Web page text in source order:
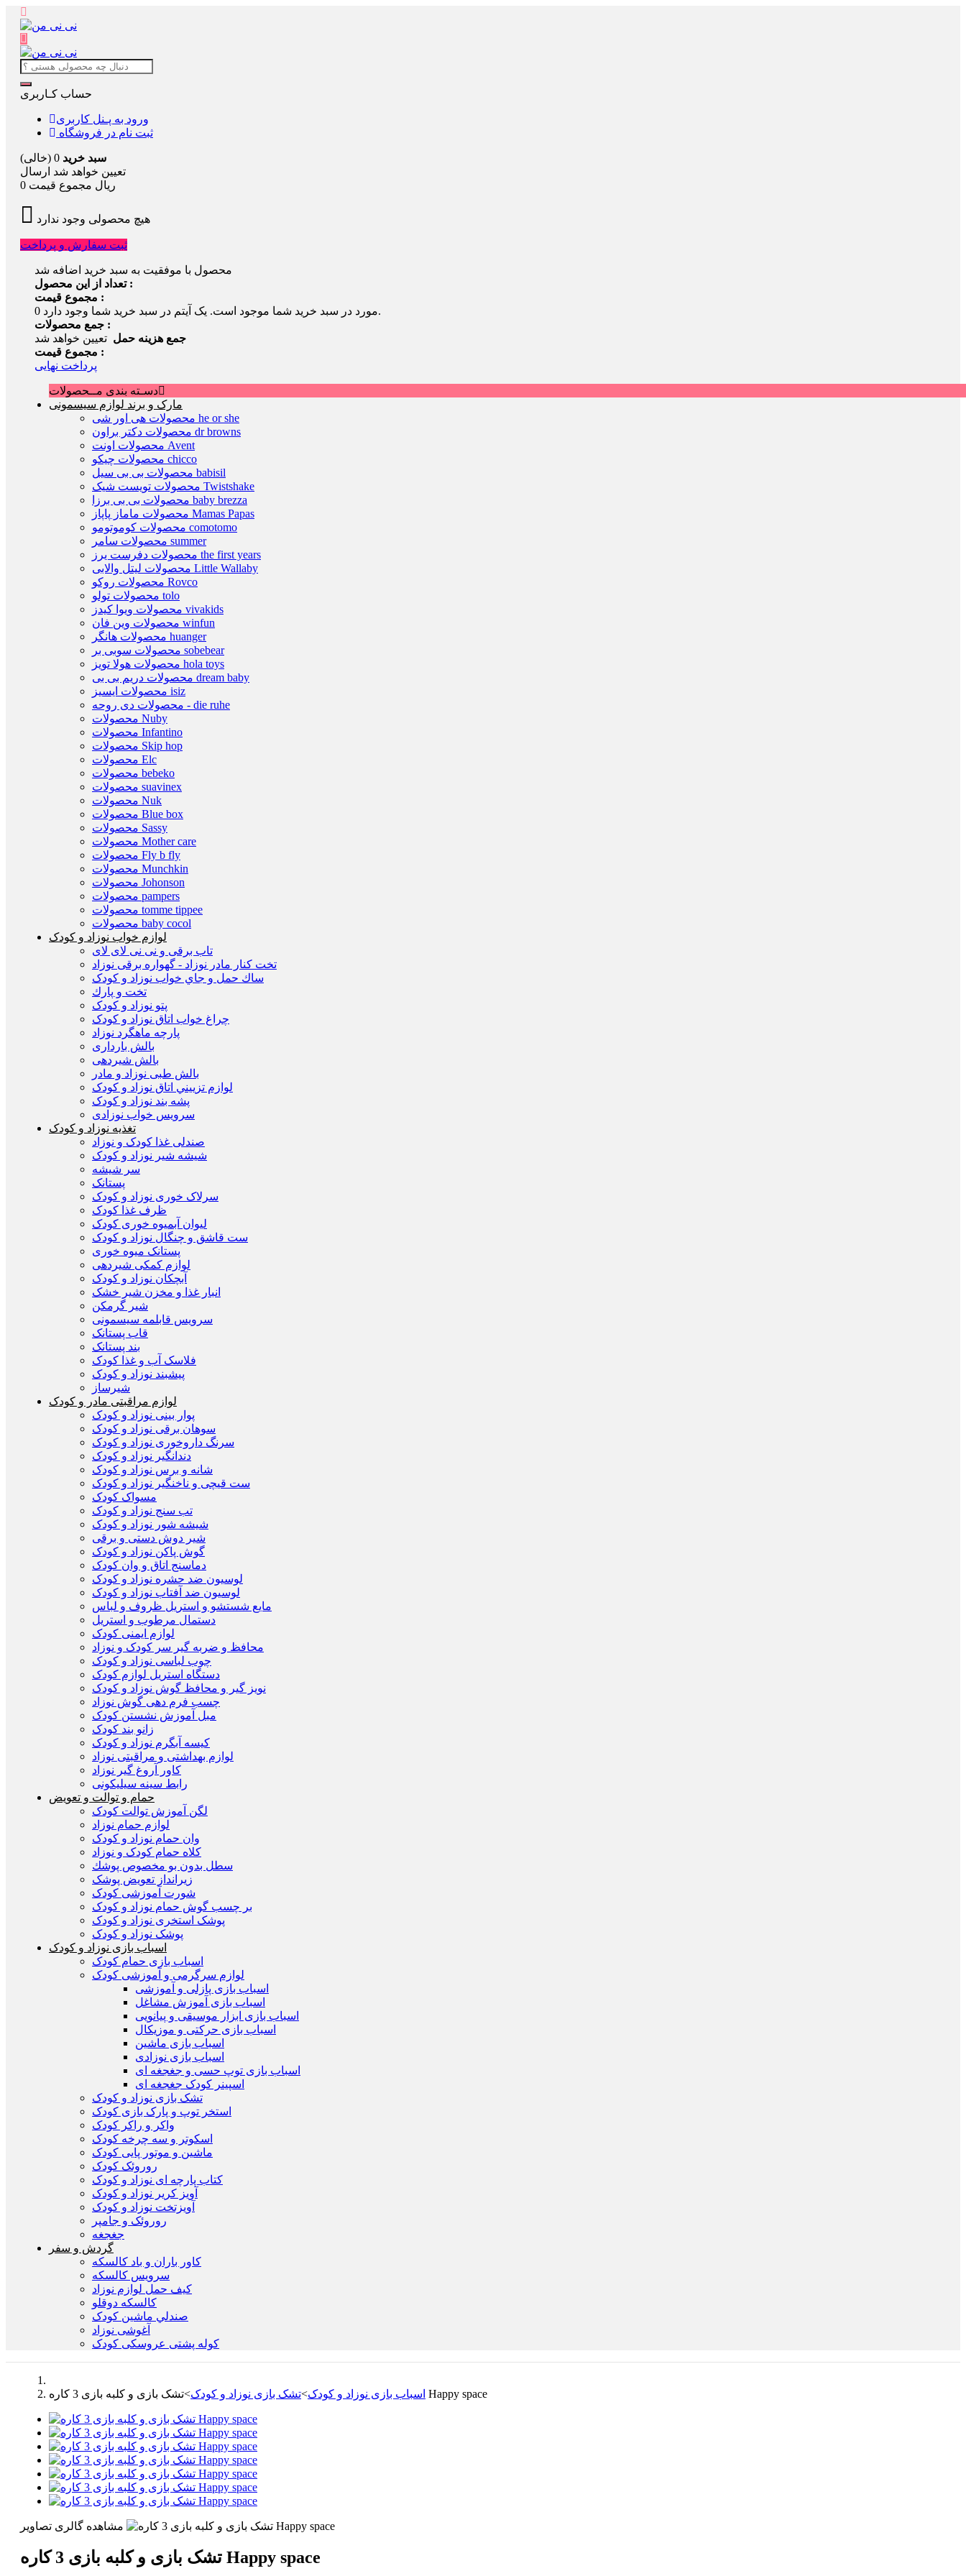
حساب کـاربری
ورود به پـنل کاربری
ثبت نام در فروشگاه
سبد خرید 0 (خالی)
تعیین خواهد شد ارسال
0 ریال مجموع قیمت
هیچ محصولی وجود ندارد
ثبت سفارش و پرداخت
محصول با موفقیت به سبد خرید اضافه شد
تعداد از این محصول :
مجموع قیمت :
0
مورد در سبد خرید شما موجود است.یک آیتم در سبد خرید شما وجود دارد.
جمع محصولات :
جمع هزینه حمل تعیین خواهد شد
مجموع قیمت :
پرداخت نهایی
دسـته بندی مــحصولات
مارک و برند لوازم سیسمونی
محصولات هی اور شی he or she
محصولات دکتر براون dr browns
محصولات اونت Avent
محصولات چیکو chicco
محصولات بی بی سیل babisil
محصولات تویست شیک Twistshake
محصولات بی بی برزا baby brezza
محصولات ماماز پاپاز Mamas Papas
محصولات کوموتومو comotomo
محصولات سامر summer
محصولات دفرست یرز the first years
محصولات لیتل والابی Little Wallaby
محصولات روکو Rovco
محصولات تولو tolo
محصولات ویوا کیدز vivakids
محصولات وین فان winfun
محصولات هانگر huanger
محصولات سوبی بر sobebear
محصولات هولا تویز hola toys
محصولات دریم بی بی dream baby
محصولات ایسیز isiz
محصولات دی روحه - die ruhe
محصولات Nuby
محصولات Infantino
محصولات Skip hop
محصولات Elc
محصولات bebeko
محصولات suavinex
محصولات Nuk
محصولات Blue box
محصولات Sassy
محصولات Mother care
محصولات Fly b fly
محصولات Munchkin
محصولات Johonson
محصولات pampers
محصولات tomme tippee
محصولات baby cocol
لوازم خواب نوزاد و کودک
تاب برقی و نی نی لای لای
تخت كنار مادر نوزاد - گهواره برقی نوزاد
ساك حمل و جاي خواب نوزاد و کودک
تخت و پارك
پتو نوزاد و کودک
چراغ خواب اتاق نوزاد و کودک
پارچه ماهگرد نوزاد
بالش بارداری
بالش شیردهی
بالش طبی نوزاد و مادر
لوازم تزييني اتاق نوزاد و کودک
پشه بند نوزاد و کودک
سرويس خواب نوزادی
تغذیه نوزاد و کودک
صندلی غذا کودک و نوزاد
شیشه شیر نوزاد و کودک
سر شیشه
پستانک
سرلاک خوری نوزاد و کودک
ظرف غذا کودک
لیوان آبمیوه خوری کودک
ست قاشق و چنگال نوزاد و کودک
پستانک میوه خوری
لوازم کمکی شیردهی
آبچکان نوزاد و کودک
انبار غذا و مخزن شیر خشک
شیر گرمکن
سرویس قابلمه سیسمونی
قاب پستانک
بند پستانک
فلاسک آب و غذا کودک
پیشبند نوزاد و کودک
شیرساز
لوازم مراقبتی مادر و کودک
پوار بینی نوزاد و کودک
سوهان برقی نوزاد و کودک
سرنگ داروخوری نوزاد و کودک
دندانگیر نوزاد و کودک
شانه و برس نوزاد و کودک
ست قیچی و ناخنگیر نوزاد و کودک
مسواک کودک
تب سنج نوزاد و کودک
شیشه شور نوزاد و کودک
شیر دوش دستی و برقی
گوش پاکن نوزاد و کودک
دماسنج اتاق و وان کودک
لوسیون ضد حشره نوزاد و کودک
لوسیون ضد آفتاب نوزاد و کودک
مایع شستشو و استریل ظروف و لباس
دستمال مرطوب و استریل
لوازم ایمنی کودک
محافظ و ضربه گیر سر کودک و نوزاد
چوب لباسی نوزاد و کودک
دستگاه استریل لوازم کودک
نویز گیر و محافظ گوش نوزاد و کودک
چسب فرم دهی گوش نوزاد
مبل آموزش نشستن کودک
زانو بند کودک
کیسه آبگرم نوزاد و کودک
لوازم بهداشتی و مراقبتی نوزاد
کاور آروغ گیر نوزاد
رابط سینه سیلیکونی
حمام و توالت و تعویض
لگن آموزش توالت کودک
لوازم حمام نوزاد
وان حمام نوزاد و کودک
کلاه حمام کودک و نوزاد
سطل بدون بو مخصوص پوشك
زیرانداز تعویض پوشک
شورت آموزشی کودک
بر چسب گوش حمام نوزاد و کودک
پوشک استخری نوزاد و کودک
پوشک نوزاد و کودک
اسباب بازی نوزاد و کودک
اسباب بازی حمام کودک
لوازم سرگرمی و آموزشی کودک
اسباب بازی پازلی و آموزشی
اسباب بازی آموزش مشاغل
اسباب بازی ابزار موسیقی و پیانویی
اسباب بازی حرکتی و موزیکال
اسباب بازی ماشین
اسباب بازی نوزادی
اسباب بازی توپ حسی و جغجغه ای
اسپینر کودک جغجغه ای
تشک بازی نوزاد و کودک
استخر توپ و پارک بازی کودک
واکر و راکر کودک
اسکوتر و سه چرخه کودک
ماشین و موتور پایی کودک
روروئک کودک
کتاب پارچه ای نوزاد و کودک
آویز کریر نوزاد و کودک
آويزتخت نوزاد و کودک
روروئک و جامپر
جغجغه
گردش و سفر
کاور باران و باد کالسکه
سرويس كالسكه
كيف حمل لوازم نوزاد
كالسكه دوقلو
صندلي ماشين کودک
آغوشی نوزاد
کوله پشتی عروسکی کودک
اسباب بازی نوزاد و کودک>تشک بازی نوزاد و کودک> تشک بازی و کلبه بازی 3 کاره Happy space
مشاهده گالری تصاویر
تشک بازی و کلبه بازی 3 کاره Happy space